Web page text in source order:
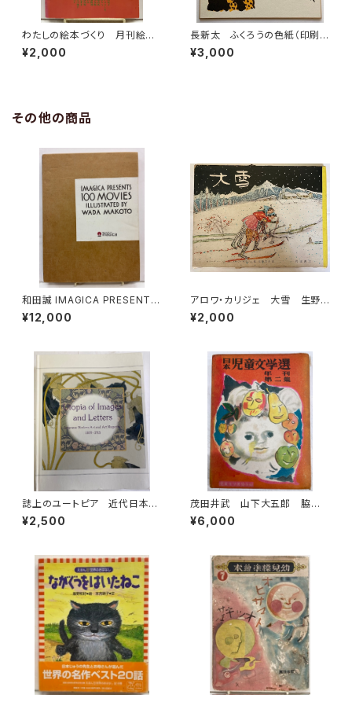
わたしの絵本づくり 月刊絵本
別冊 1979年 すばる書房
¥2,000
長新太 ふくろうの色紙（印刷
物）
¥3,000
その他の商品
和田誠 IMAGICA PRESENTS
100MOVIES ILLASTRATED
BY WADA MAKOTO 非売品
¥12,000
アロワ・カリジェ 大雪 生野
幸吉・訳 函 1965年 岩波
書店刊
¥2,000
誌上のユートピア 近代日本の
絵画と美術雑誌1889-1915
神奈川県立近代美術館(編) 美
¥2,500
茂田井武 山下大五郎 脇田
和 日本児童文学選 年刊第
二集 児童文学者協会 編 昭
¥6,000